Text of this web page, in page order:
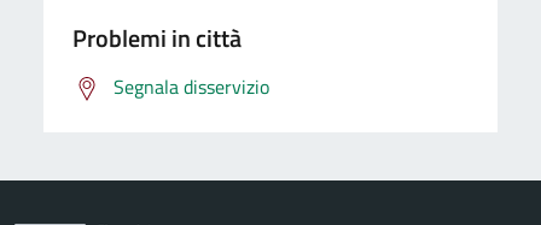
Problemi in città
Segnala disservizio